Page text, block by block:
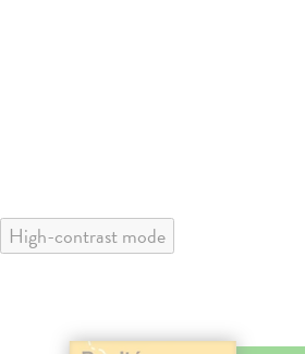
High-contrast mode